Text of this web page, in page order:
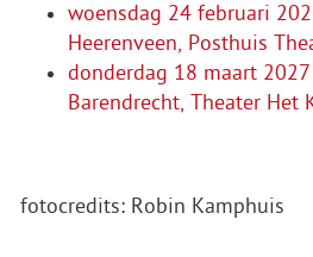
woensdag 24 februari
Heerenveen, Posthuis
donderdag 18 maart
Barendrecht, Theater Het
fotocredits: Robin Kamphuis